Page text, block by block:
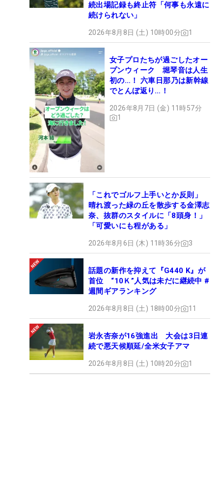
続出場記録も終止符「何事も永遠に
続けられない」
2026年8月8日 (土) 10時00分 1
女子プロたちが過ごしたオー
プンウィーク 堀琴音は人生
初の…！ 六車日那乃は新幹線
でとんぼ返り…！
2026年8月7日 (金) 11時57分
1
「これでゴルフ上手いとか反則」
晴れ渡った緑の丘を散歩する金澤志
奈、抜群のスタイルに「8頭身！」
「可愛いにも程がある」
2026年8月6日 (木) 11時36分 3
話題の新作を抑えて『G440 K』が
首位 “10Ｋ”人気は未だに継続中 #
週間ギアランキング
2026年8月8日 (土) 18時00分 11
岩永杏奈が16強進出 大会は3日連
続で悪天候順延/全米女子アマ
2026年8月8日 (土) 10時20分 1